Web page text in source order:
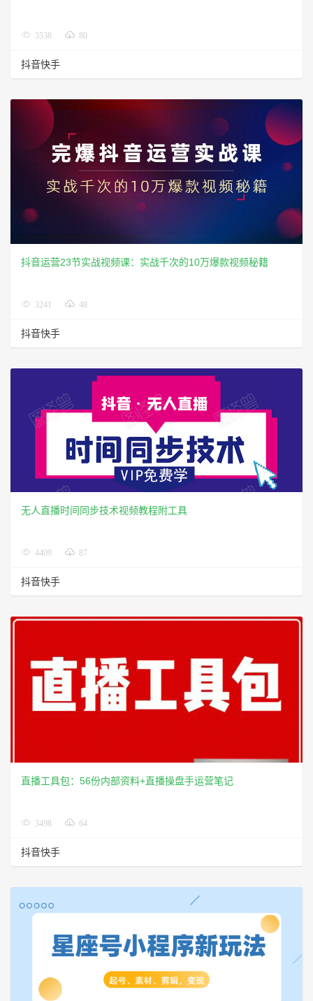
3538 80
抖音快手
抖音运营23节实战视频课：实战千次的10万爆款视频秘籍
3241 48
抖音快手
无人直播时间同步技术视频教程附工具
4409 87
抖音快手
直播工具包：56份内部资料+直播操盘手运营笔记
3498 64
抖音快手